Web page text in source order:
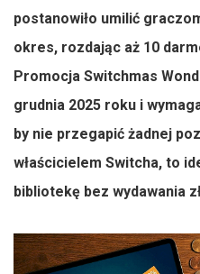
postanowiło umilić
okres, rozdając aż 10
Promocja Switchmas
grudnia 2025 roku i
by nie przegapić żadnej
właścicielem Switcha, to
bibliotekę bez wydawania